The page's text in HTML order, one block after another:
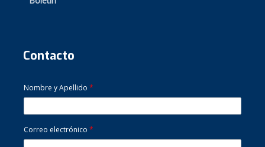
Contacto
Nombre y Apellido *
Correo electrónico *